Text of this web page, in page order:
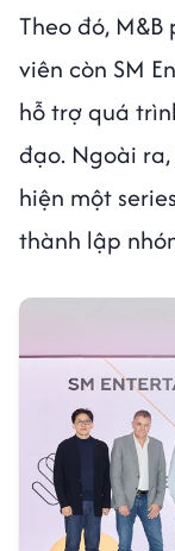
Theo đó,
viên còn SM
hỗ trợ quá
đạo. Ngoài
hiện một
thành lập